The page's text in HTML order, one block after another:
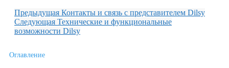
Предыдущая Контакты и связь с представителем Dilsy
Следующая Технические и функциональные
возможности Dilsy
Оглавление